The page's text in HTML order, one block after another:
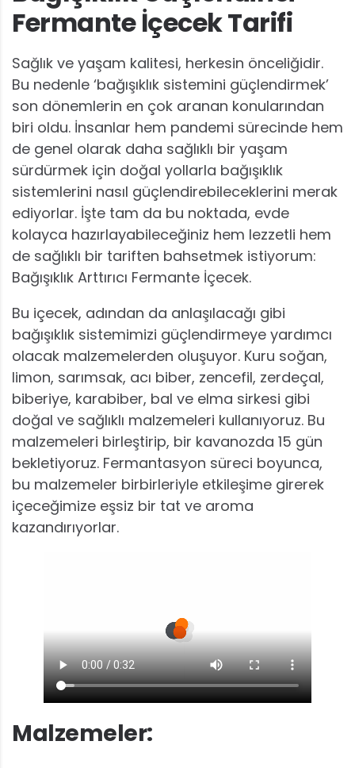
Fermante İçecek Tarifi
Sağlık ve yaşam kalitesi, herkesin önceliğidir.
Bu nedenle ‘bağışıklık sistemini güçlendirmek’
son dönemlerin en çok aranan konularından
biri oldu. İnsanlar hem pandemi sürecinde hem
de genel olarak daha sağlıklı bir yaşam
sürdürmek için doğal yollarla bağışıklık
sistemlerini nasıl güçlendirebileceklerini merak
ediyorlar. İşte tam da bu noktada, evde
kolayca hazırlayabileceğiniz hem lezzetli hem
de sağlıklı bir tariften bahsetmek istiyorum:
Bağışıklık Arttırıcı Fermante İçecek.
Bu içecek, adından da anlaşılacağı gibi
bağışıklık sistemimizi güçlendirmeye yardımcı
olacak malzemelerden oluşuyor. Kuru soğan,
limon, sarımsak, acı biber, zencefil, zerdeçal,
biberiye, karabiber, bal ve elma sirkesi gibi
doğal ve sağlıklı malzemeleri kullanıyoruz. Bu
malzemeleri birleştirip, bir kavanozda 15 gün
bekletiyoruz. Fermantasyon süreci boyunca,
bu malzemeler birbirleriyle etkileşime girerek
içeceğimize eşsiz bir tat ve aroma
kazandırıyorlar.
Malzemeler: